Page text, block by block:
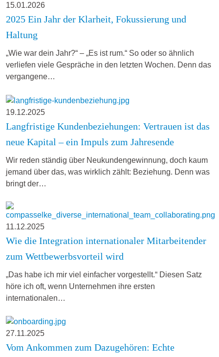
15.01.2026
2025 Ein Jahr der Klarheit, Fokussierung und
Haltung
„Wie war dein Jahr?“ – „Es ist rum.“ So oder so ähnlich
verliefen viele Gespräche in den letzten Wochen. Denn das
vergangene…
19.12.2025
Langfristige Kundenbeziehungen: Vertrauen ist das
neue Kapital – ein Impuls zum Jahresende
Wir reden ständig über Neukundengewinnung, doch kaum
jemand über das, was wirklich zählt: Beziehung. Denn was
bringt der…
11.12.2025
Wie die Integration internationaler Mitarbeitender
zum Wettbewerbsvorteil wird
„Das habe ich mir viel einfacher vorgestellt.“ Diesen Satz
höre ich oft, wenn Unternehmen ihre ersten
internationalen…
27.11.2025
Vom Ankommen zum Dazugehören: Echte